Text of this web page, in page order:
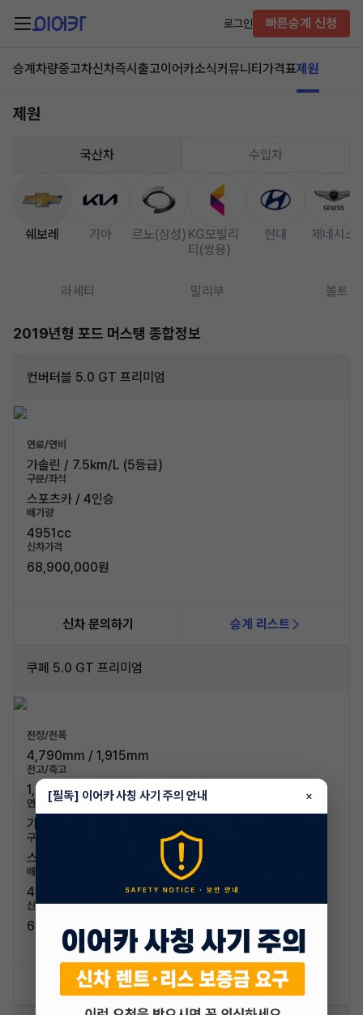
로그인 빠른승계 신청
승계차량중고차신차즉시출고이어카소식커뮤니티 가격표제원
제원
국산차 수입차
쉐보레 기아 르노(삼성) KG모빌리
티(쌍용)
현대 제네시스
라세티 말리부 볼트
2019년형 포드 머스탱 종합정보
컨버터블 5.0 GT 프리미엄
연료/연비
가솔린 / 7.5km/L (5등급)
구분/좌석
스포츠카 / 4인승
배기량
4951cc
신차가격
68,900,000원
신차 문의하기 승계 리스트
쿠페 5.0 GT 프리미엄
전장/전폭
4,790mm / 1,915mm
전고/축고
1,380mm / 2,720mm
연료/연비
가솔린 / 7.9km/L
구분/좌석
스포츠카 / 4인승
배기량
4951cc
신차가격
64,000,000원
신차 문의하기 승계 리스트
[필독] 이어카 사칭 사기 주의 안내 ×